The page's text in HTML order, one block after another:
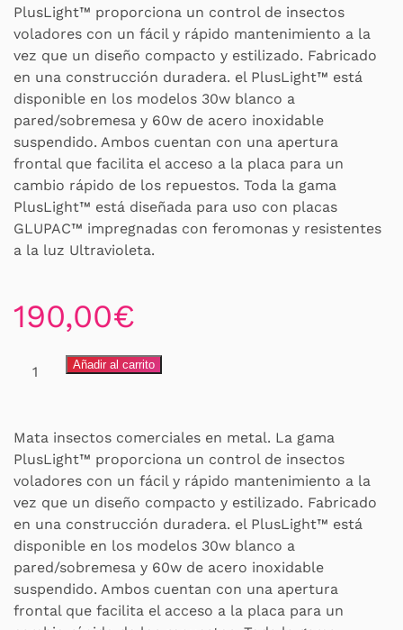
PlusLight™ proporciona un control de insectos
voladores con un fácil y rápido mantenimiento a la
vez que un diseño compacto y estilizado. Fabricado
en una construcción duradera. el PlusLight™ está
disponible en los modelos 30w blanco a
pared/sobremesa y 60w de acero inoxidable
suspendido. Ambos cuentan con una apertura
frontal que facilita el acceso a la placa para un
cambio rápido de los repuestos. Toda la gama
PlusLight™ está diseñada para uso con placas
GLUPAC™ impregnadas con feromonas y resistentes
a la luz Ultravioleta.
190,00€
Insectocutor
cantidad
Añadir al carrito
Mata insectos comerciales en metal. La gama
PlusLight™ proporciona un control de insectos
voladores con un fácil y rápido mantenimiento a la
vez que un diseño compacto y estilizado. Fabricado
en una construcción duradera. el PlusLight™ está
disponible en los modelos 30w blanco a
pared/sobremesa y 60w de acero inoxidable
suspendido. Ambos cuentan con una apertura
frontal que facilita el acceso a la placa para un